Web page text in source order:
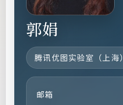
郭娟
腾讯优图实验室（上海）
邮箱